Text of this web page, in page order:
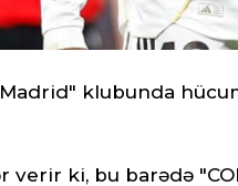
klubunda
verir ki, bu barədə